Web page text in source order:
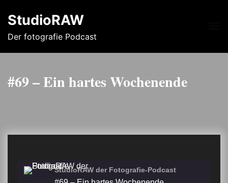
StudioRAW
Der fotografie Podcast
#69 – Ein hartes Wochenende
StudioRAW der Fotografie-Podcast